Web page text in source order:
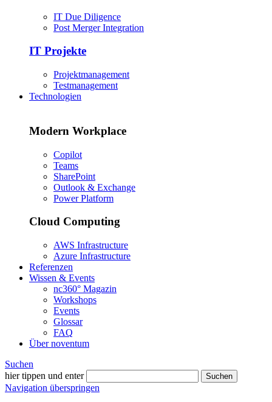
IT Due Diligence
Post Merger Integration
IT Projekte
Projektmanagement
Testmanagement
Technologien
Modern Workplace
Copilot
Teams
SharePoint
Outlook & Exchange
Power Platform
Cloud Computing
AWS Infrastructure
Azure Infrastructure
Referenzen
Wissen & Events
nc360° Magazin
Workshops
Events
Glossar
FAQ
Über noventum
Suchen
hier tippen und enter
Suchen
Navigation überspringen